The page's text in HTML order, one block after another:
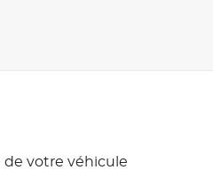
de votre véhicule